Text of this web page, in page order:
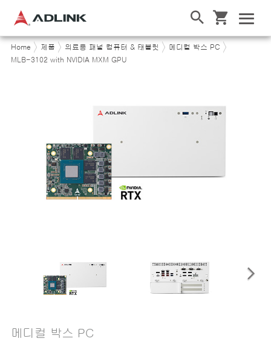
Home 제품 의료용 패널 컴퓨터 & 태블릿
메디컬 박스 PC
MLB-3102 with NVIDIA MXM GPU
메디컬 박스 PC